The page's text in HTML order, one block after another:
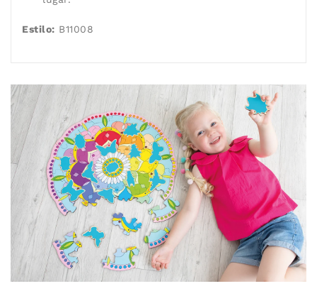
Estilo: B11008